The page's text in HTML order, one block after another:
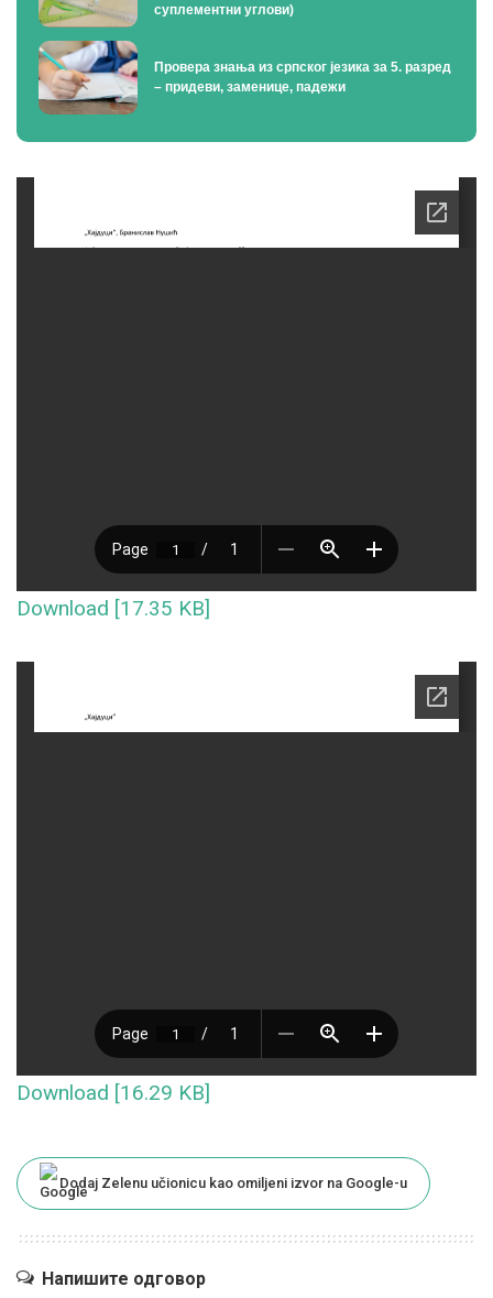
суплементни углови)
Провера знања из српског језика за 5. разред
– придеви, заменице, падежи
Download [17.35 KB]
Download [16.29 KB]
Dodaj Zelenu učionicu kao omiljeni izvor na Google-u
Напишите одговор